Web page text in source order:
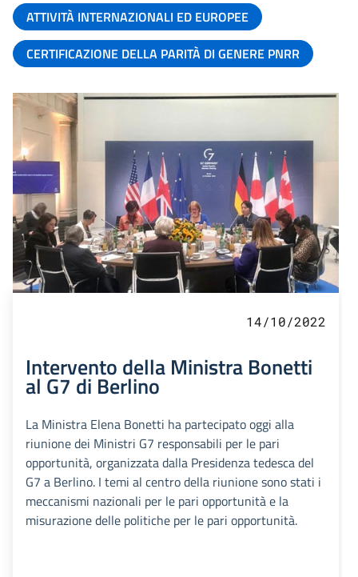
ATTIVITÀ INTERNAZIONALI ED EUROPEE
CERTIFICAZIONE DELLA PARITÀ DI GENERE PNRR
14/10/2022
Intervento della Ministra Bonetti
al G7 di Berlino
La Ministra Elena Bonetti ha partecipato oggi alla
riunione dei Ministri G7 responsabili per le pari
opportunità, organizzata dalla Presidenza tedesca del
G7 a Berlino. I temi al centro della riunione sono stati i
meccanismi nazionali per le pari opportunità e la
misurazione delle politiche per le pari opportunità.